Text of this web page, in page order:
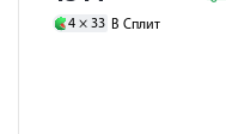
4 × 33 В Сплит